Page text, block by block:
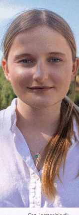
Più lette
Figline Incisa
Piscina di
Pnrr, il
Cronaca 4 Agosto
Un anno fa la
Gianni, Giulia
processo, lo
Cronaca 3 Agosto
Scomparso
Fiorentino
Levane nel